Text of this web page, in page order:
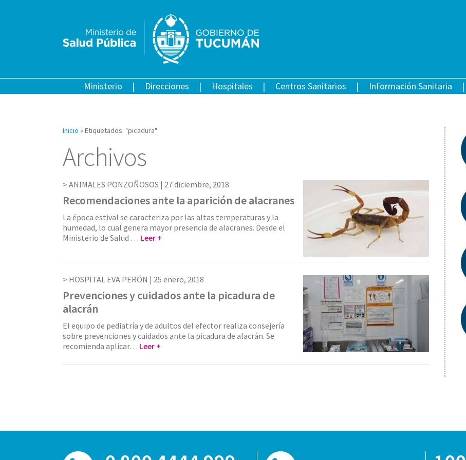
Ministerio Direcciones Hospitales Centros Sanitarios Información Sanitaria
Inicio » Etiquetados: "picadura"
Archivos
ANIMALES PONZOÑOSOS | 27 diciembre, 2018
Recomendaciones ante la aparición de alacranes
La época estival se caracteriza por las altas temperaturas y la
humedad, lo cual genera mayor presencia de alacranes. Desde el
Ministerio de Salud … Leer +
HOSPITAL EVA PERÓN | 25 enero, 2018
Prevenciones y cuidados ante la picadura de
alacrán
El equipo de pediatría y de adultos del efector realiza consejería
sobre prevenciones y cuidados ante la picadura de alacrán. Se
recomienda aplicar… Leer +